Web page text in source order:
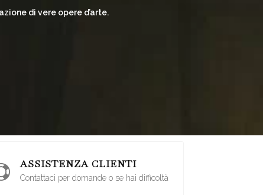
di vere opere d’arte.
ASSISTENZA CLIENTI
Contattaci per domande o se hai difficoltà